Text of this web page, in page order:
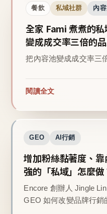
餐飲 私域社群 內
全家 Fami 煮煮的
變成成交率三倍的
把內容池變成成交率三
閱讀全文
GEO AI行銷
增加粉絲黏著度、
強的「私域」怎麼做
Encore 創辦人 Jingle
GEO 如何改變品牌行銷